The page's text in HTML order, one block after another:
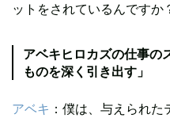
ットをされているんですか
アベキヒロカズの仕事の
ものを深く引き出す」
アベキ ：僕は、与えられ